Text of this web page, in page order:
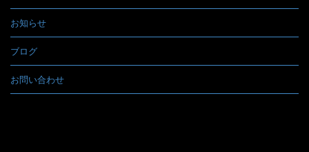
お知らせ
ブログ
お問い合わせ